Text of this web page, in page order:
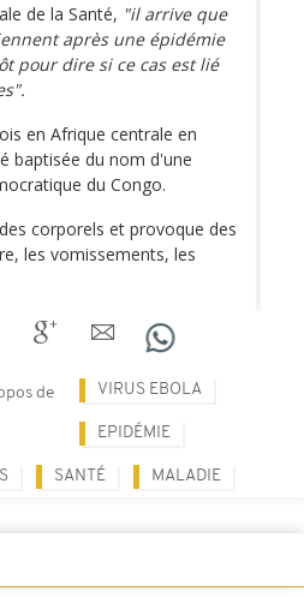
de la Santé, "il arrive que
après une épidémie
pour dire si ce cas est lié
en Afrique centrale en
baptisée du nom d'une
du Congo.
corporels et provoque des
les vomissements, les
de VIRUS EBOLA
EPIDÉMIE
SANTÉ MALADIE